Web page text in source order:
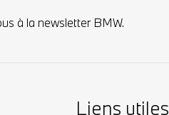
à la newsletter BMW.
Liens utiles